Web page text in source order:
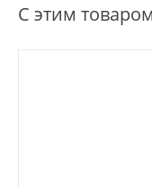
С этим